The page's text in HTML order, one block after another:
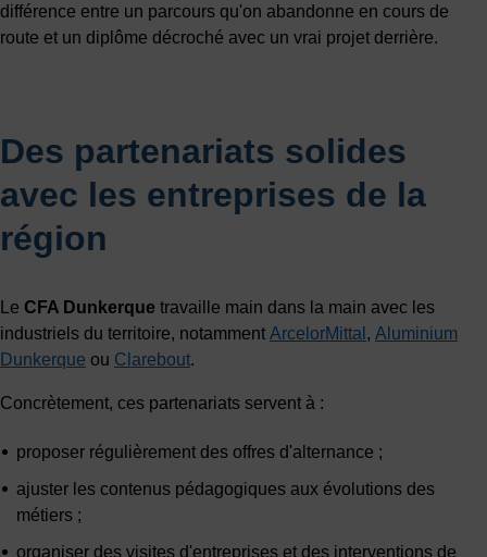
différence entre un parcours qu'on abandonne en cours de
route et un diplôme décroché avec un vrai projet derrière.
Des partenariats solides
avec les entreprises de la
région
Le CFA Dunkerque travaille main dans la main avec les
industriels du territoire, notamment ArcelorMittal , Aluminium
Dunkerque ou Clarebout.
Concrètement, ces partenariats servent à :
proposer régulièrement des offres d'alternance ;
ajuster les contenus pédagogiques aux évolutions des
métiers ;
organiser des visites d'entreprises et des interventions de